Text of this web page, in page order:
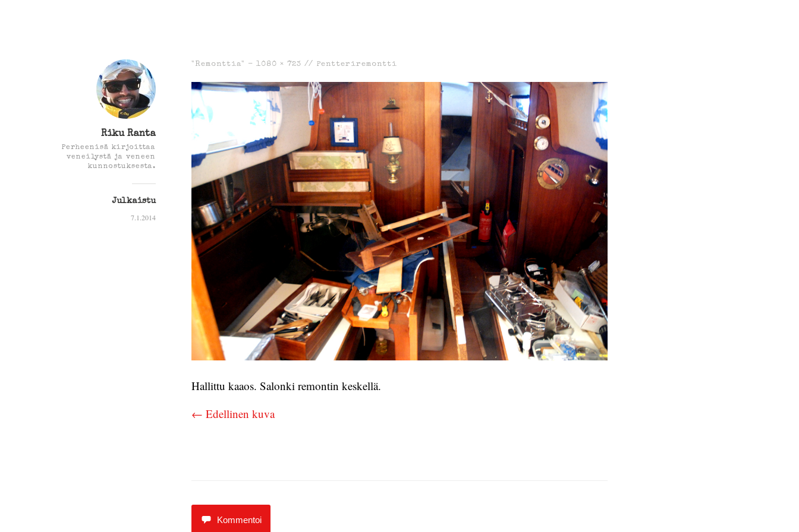
Riku Ranta
Perheenisä kirjoittaa
veneilystä ja veneen
kunnostuksesta.
Julkaistu
7.1.2014
"Remonttia" - 1080 × 723 // Pentteriremontti
Hallittu kaaos. Salonki remontin keskellä.
← Edellinen kuva
Kommentoi